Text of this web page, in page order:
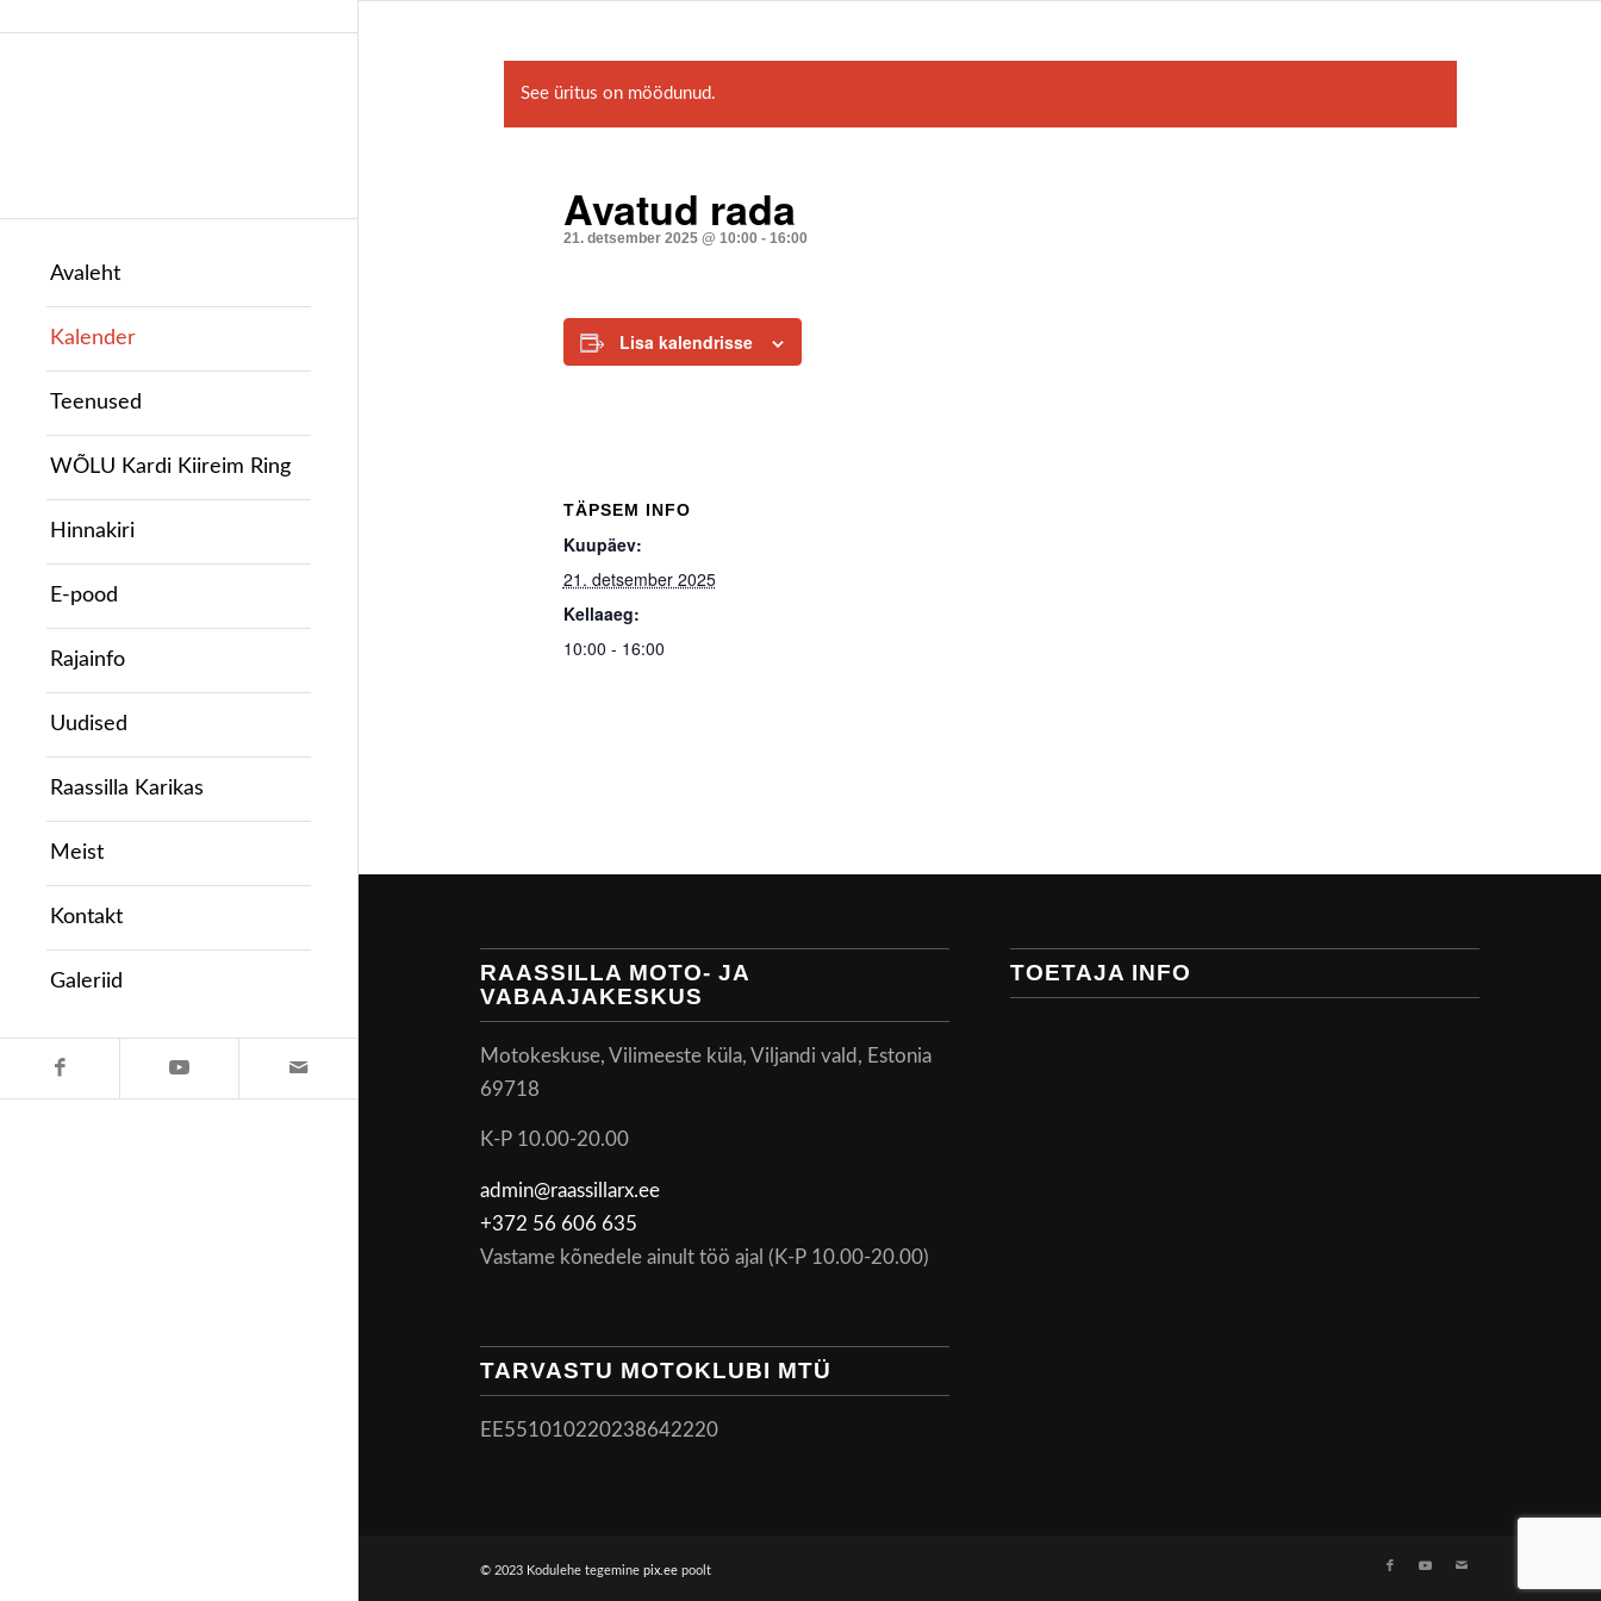
Avaleht
Kalender
Teenused
WÕLU Kardi Kiireim Ring
Hinnakiri
E-pood
Rajainfo
Uudised
Raassilla Karikas
Meist
Kontakt
Galeriid
See üritus on möödunud.
Avatud rada
21. detsember 2025 @ 10:00 - 16:00
Lisa kalendrisse
TÄPSEM INFO
Kuupäev:
21. detsember 2025
Kellaaeg:
10:00 - 16:00
RAASSILLA MOTO- JA
VABAAJAKESKUS
Motokeskuse, Vilimeeste küla, Viljandi vald, Estonia
69718
K-P 10.00-20.00
admin@raassillarx.ee
+372 56 606 635
Vastame kõnedele ainult töö ajal (K-P 10.00-20.00)
TARVASTU MOTOKLUBI MTÜ
EE551010220238642220
TOETAJA INFO
© 2023 Kodulehe tegeminepix.ee poolt